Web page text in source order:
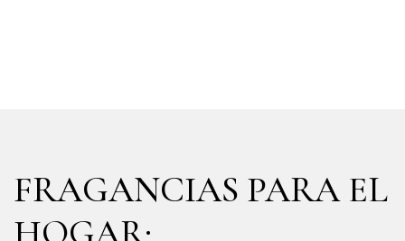
FRAGANCIAS PARA EL